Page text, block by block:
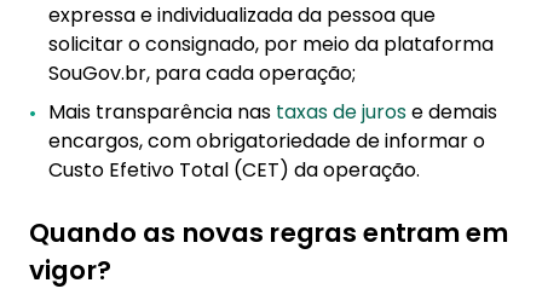
expressa e individualizada da pessoa que
solicitar o consignado, por meio da plataforma
SouGov.br, para cada operação;
Mais transparência nas taxas de jurose demais
encargos, com obrigatoriedade de informar o
Custo Efetivo Total (CET) da operação.
Quando as novas regras entram em
vigor?